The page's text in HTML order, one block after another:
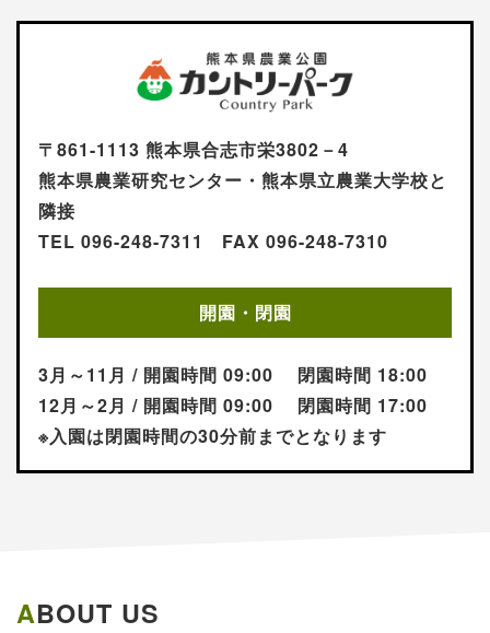
〒861-1113 熊本県合志市栄3802－4
熊本県農業研究センター・熊本県立農業大学校と
隣接
TEL 096-248-7311 FAX 096-248-7310
開園・閉園
3月～11月 / 開園時間 09:00 閉園時間 18:00
12月～2月 / 開園時間 09:00 閉園時間 17:00
※入園は閉園時間の30分前までとなります
ABOUT US